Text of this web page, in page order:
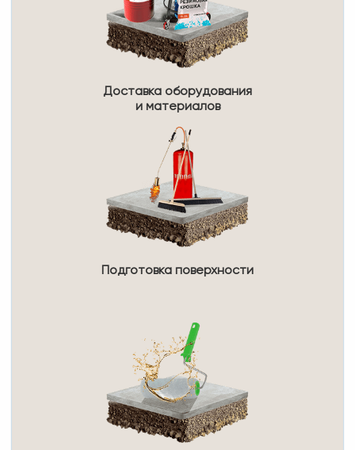
Доставка оборудования
и материалов
Подготовка поверхности